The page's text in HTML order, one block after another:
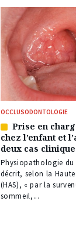
OCCLUSODONTOLOGIE
Article
réservé
à
nos
abonnés
Prise en
chez l’enfant et
deux cas
Physiopathologie du
décrit, selon la
(HAS), « par la
sommeil,...